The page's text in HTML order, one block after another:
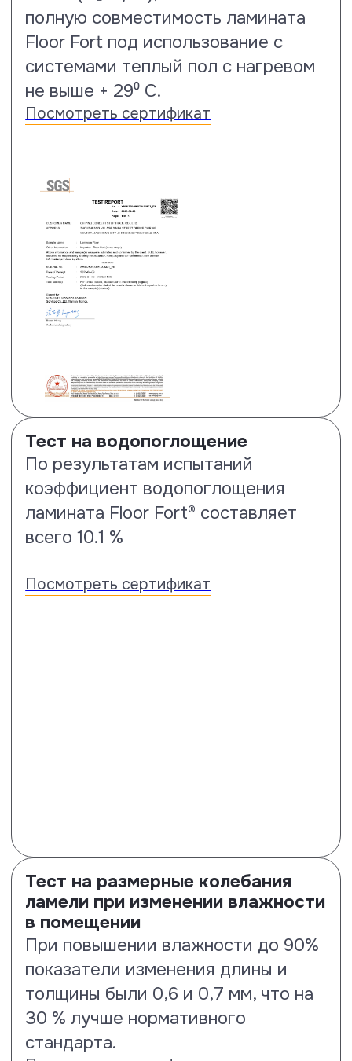
Тест на прочность замкового
соединения
Ламинат Floor Fort показывает
прочность на разрыв в два раза
лучше нормы (2.1 кН/м), по длинной
стороне на 55 % лучше нормы – 3.1
кН/м. См. строчку Fmax – она самая
важная.
Посмотреть сертификат
Испытания на пятностойкость
Насколько ваши полы защищены
производителем от проявления
пятен покажет тест по стандарту
этих испытаний покрытию
присваивается оценка от 1 до 5,
Тест на выцветаемость и
сохранение цвета под
воздействием UV-излучения
Тест по стандарту ISO 4892-2
покажет устойчивость к
сохранению цвета от воздействия
результатам испытаний ламинату
Floor Fort присвоен класс 4-5
стойкости.
Посмотреть сертификат